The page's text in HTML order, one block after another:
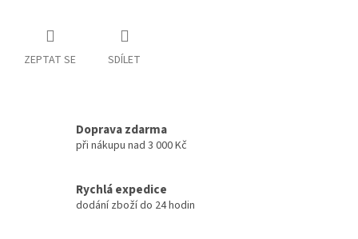
ZEPTAT SE SDÍLET
Doprava zdarma
při nákupu nad 3 000 Kč
Rychlá expedice
dodání zboží do 24 hodin